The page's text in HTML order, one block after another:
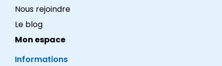
Nous rejoindre
Le blog
Mon espace
Informations